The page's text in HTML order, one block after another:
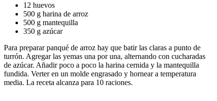
12 huevos
500 g harina de arroz
500 g mantequilla
350 g azúcar
Para preparar panqué de arroz hay que batir las claras a punto de
turrón. Agregar las yemas una por una, alternando con cucharadas
de azúcar. Añadir poco a poco la harina cernida y la mantequilla
fundida. Verter en un molde engrasado y hornear a temperatura
media. La receta alcanza para 10 raciones.